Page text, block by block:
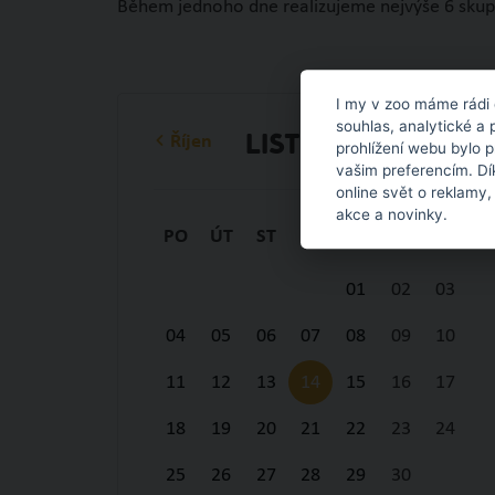
Během jednoho dne realizujeme nejvýše 6
Říjen Listopad
PO ÚT ST
01 02 03
04 05 06 07 08 09 10
11 12 13 14 15 16 17
18 19 20 21 22 23 24
25 26 27 28 29 30
I my v zoo máme rádi
souhlas, analytické a
prohlížení webu bylo
vašim preferencím.
online svět o
akce a novinky.